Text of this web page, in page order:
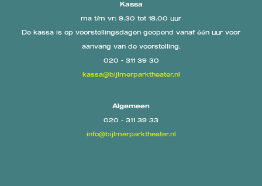
Kassa
ma t/m vr: 9.30 tot 18.00 uur
De kassa is op voorstellingsdagen geopend vanaf één uur voor
aanvang van de voorstelling.
020 - 311 39 30
kassa@bijlmerparktheater.nl
Algemeen
020 - 311 39 33
info@bijlmerparktheater.nl